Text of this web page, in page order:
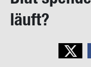
onläuft?